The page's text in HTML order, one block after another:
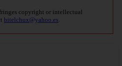
copyright or intellectual
bitelchux@yahoo.es.